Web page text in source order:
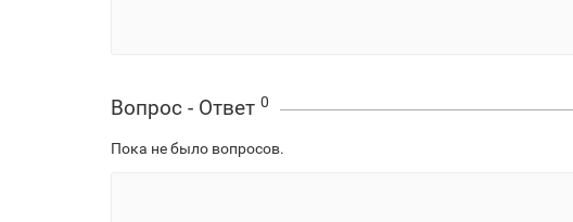
Вопрос - Ответ 0
Пока не было вопросов.